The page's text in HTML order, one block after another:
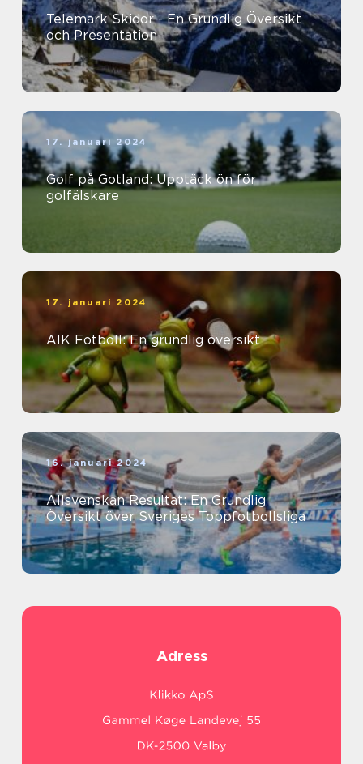
Telemark Skidor - En Grundlig Översikt
och Presentation
17. januari 2024
Golf på Gotland: Upptäck ön för
golfälskare
17. januari 2024
AIK Fotboll: En grundlig översikt
16. januari 2024
Allsvenskan Resultat: En Grundlig
Översikt över Sveriges Toppfotbollsliga
Adress